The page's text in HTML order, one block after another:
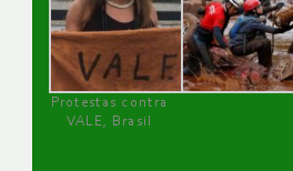
Protestas contra
VALE, Brasil